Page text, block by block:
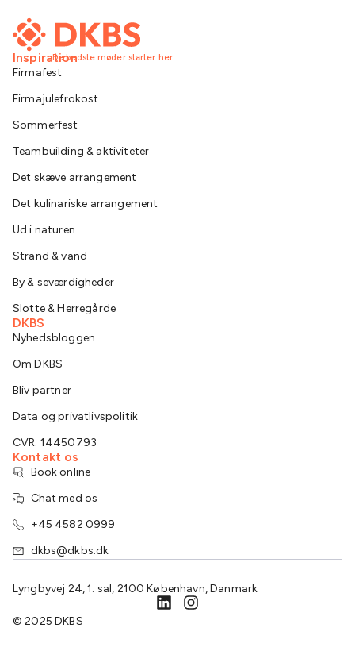
De bedste møder starter her
Inspiration
Firmafest
Firmajulefrokost
Sommerfest
Teambuilding & aktiviteter
Det skæve arrangement
Det kulinariske arrangement
Ud i naturen
Strand & vand
By & seværdigheder
Slotte & Herregårde
DKBS
Nyhedsbloggen
Om DKBS
Bliv partner
Data og privatlivspolitik
CVR: 14450793
Kontakt os
Book online
Chat med os
+45 4582 0999
dkbs@dkbs.dk
Lyngbyvej 24, 1. sal, 2100 København, Danmark
© 2025 DKBS